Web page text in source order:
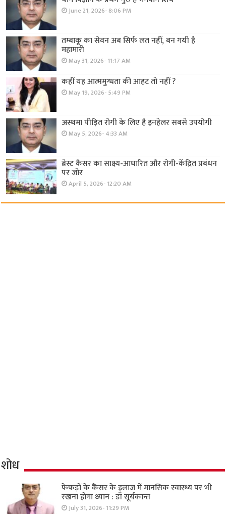
June 21, 2026- 8:06 PM
तम्बाकू का सेवन अब सिर्फ लत नहीं, बन गयी है
महामारी
May 31, 2026- 11:17 AM
कहीं यह आत्ममुग्धता की आहट तो नहीं ?
May 19, 2026- 5:49 PM
अस्थमा पीड़ित रोगी के लिए है इनहेलर सबसे उपयोगी
May 5, 2026- 4:33 AM
ब्रेस्ट कैंसर का साक्ष्य-आधारित और रोगी-केंद्रित प्रबंधन
पर जोर
April 5, 2026- 12:20 AM
शोध
फेफड़ों के कैंसर के इलाज में मानसिक स्वास्थ्य पर भी
रखना होगा ध्यान : डॉ सूर्यकान्त
July 31, 2026- 11:29 PM